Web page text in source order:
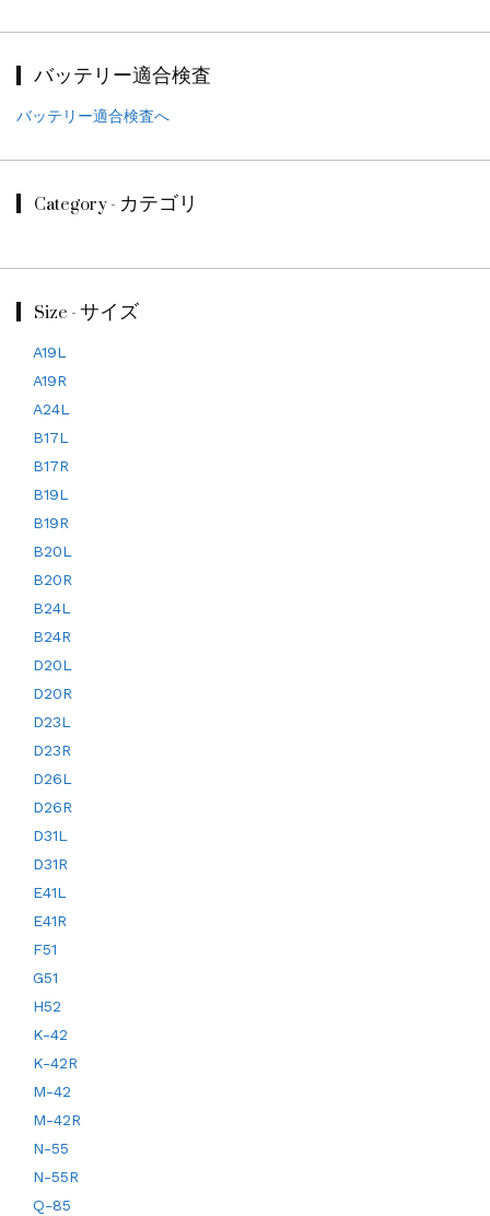
バッテリー適合検査
バッテリー適合検査へ
Category - カテゴリ
Size - サイズ
A19L
A19R
A24L
B17L
B17R
B19L
B19R
B20L
B20R
B24L
B24R
D20L
D20R
D23L
D23R
D26L
D26R
D31L
D31R
E41L
E41R
F51
G51
H52
K-42
K-42R
M-42
M-42R
N-55
N-55R
Q-85